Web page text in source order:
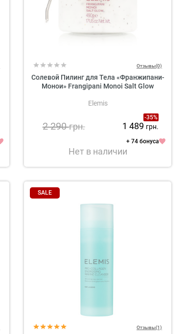
Отзывы(0)
Солевой Пилинг для Тела «Франжипани-
Монои» Frangipani Monoi Salt Glow
Elemis
-35%
2 290грн. 1 489 грн.
+ 74 бонуса
Нет в наличии
SALE
Отзывы(1)